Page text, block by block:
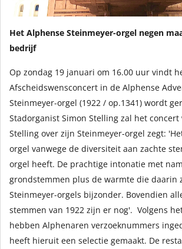
Het Alphense Steinmeyer-orgel negen
bedrijf
Op zondag 19 januari om 16.00 uur vindt
Afscheidswensconcert in de Alphense
Steinmeyer-orgel (1922 / op.1341) wordt
Stadorganist Simon Stelling zal het concert
Stelling over zijn Steinmeyer-orgel zegt:
orgel vanwege de diversiteit aan zachte
orgel heeft. De prachtige intonatie met
grondstemmen plus de warmte die daarin
Steinmeyer-orgels bijzonder. Bovendien
stemmen van 1922 zijn er nog'. Volgens
hebben Alphenaren verzoeknummers
heeft hieruit een selectie gemaakt. De